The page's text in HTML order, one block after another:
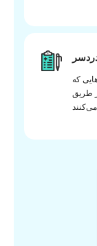
که
طریق